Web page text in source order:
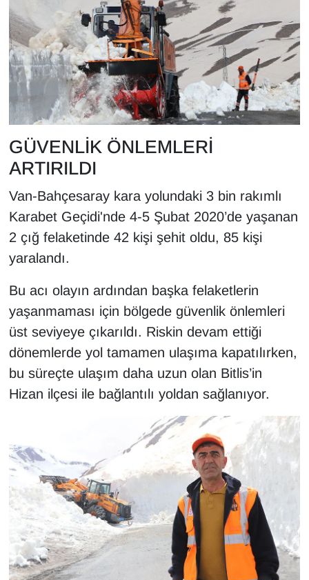
GÜVENLİK ÖNLEMLERİ
ARTIRILDI
Van-Bahçesaray kara yolundaki 3 bin rakımlı
Karabet Geçidi'nde 4-5 Şubat 2020’de yaşanan
2 çığ felaketinde 42 kişi şehit oldu, 85 kişi
yaralandı.
Bu acı olayın ardından başka felaketlerin
yaşanmaması için bölgede güvenlik önlemleri
üst seviyeye çıkarıldı. Riskin devam ettiği
dönemlerde yol tamamen ulaşıma kapatılırken,
bu süreçte ulaşım daha uzun olan Bitlis’in
Hizan ilçesi ile bağlantılı yoldan sağlanıyor.